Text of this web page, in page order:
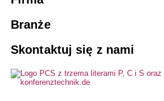
Zarezerwuj
Konserwacja i
Produkty na
Rozwiązania do
Wydarzenia
10 dobrych powodów
Wizja,
Projekty, referencje
BranżeAgencje
Stowarzyszenia i
Przedsiębiorstwo
Skontaktuj się z nami